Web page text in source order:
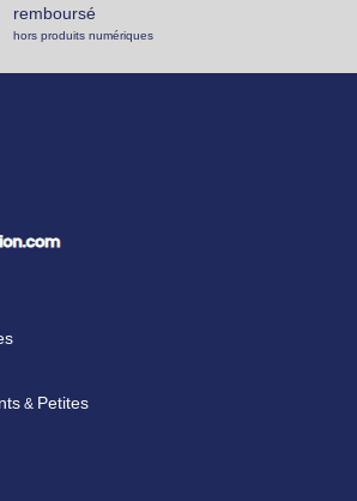
remboursé
hors produits numériques
& Petites